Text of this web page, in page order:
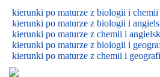
kierunki po maturze z biologii i chemii
kierunki po maturze z biologii i
kierunki po maturze z chemii i
kierunki po maturze z biologii i
kierunki po maturze z chemii i